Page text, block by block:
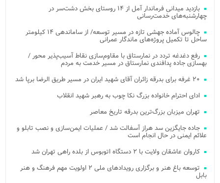
بازدید میدانی فرماندار آمل از ۱۴ روستای بخش دشت‌سر در
چهارشنبه‌های خدمت‌رسانی
چالوس آماده جهشی تازه در مسیر توسعه/ از ساماندهی ۱۴ کیلومتر
ساحل تا تکمیل پروژه‌های ماندگار عمرانی
رفع دغدغه تردد در نمارستاق با مقاوم‌سازی نقاط آسیب‌پذیر محور /
بهسازی جاده پدافندی نمارستاق در مسیر خدمت به مردم
۲۰ غرفه برای بدرقه زائران آقای شهید ایران در مسیر طریق الرضا برپا شد
ادای احترام خانواده بزرگ نکا چوب به رهبر شهید انقلاب
تهران میزبان بزرگ‌ترین بدرقه تاریخ معاصر
جاده جایگزین سد هراز آسفالت شد / عملیات ایمن‌سازی و نصب تابلو و
علائم ایمنی در حال انجام است
کاروان عاشقان ولایت با ۲ دستگاه اتوبوس از بلده راهی تهران شد
توسعه باغ هنر و برگزاری رویدادهای ملی ۲ اولویت مهم فرهنگ و هنر
بابل